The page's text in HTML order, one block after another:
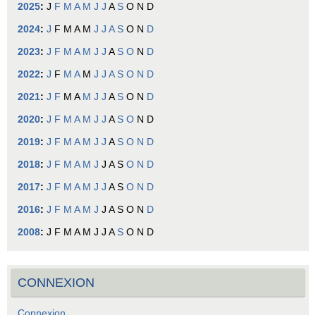
2025: J F M A M J J A S O N D
2024: J F M A M J J A S O N D
2023: J F M A M J J A S O N D
2022: J F M A M J J A S O N D
2021: J F M A M J J A S O N D
2020: J F M A M J J A S O N D
2019: J F M A M J J A S O N D
2018: J F M A M J J A S O N D
2017: J F M A M J J A S O N D
2016: J F M A M J J A S O N D
2008: J F M A M J J A S O N D
CONNEXION